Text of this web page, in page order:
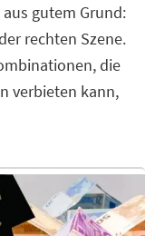
gutem Grund:
rechten Szene.
die
verbieten kann,